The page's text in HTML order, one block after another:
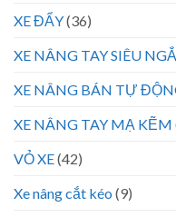
XE ĐẨY(36)
XE NÂNG TAY SIÊU
XE NÂNG BÁN TỰ
XE NÂNG TAY MẠ KẼM
VỎ XE(42)
Xe nâng cắt kéo (9)